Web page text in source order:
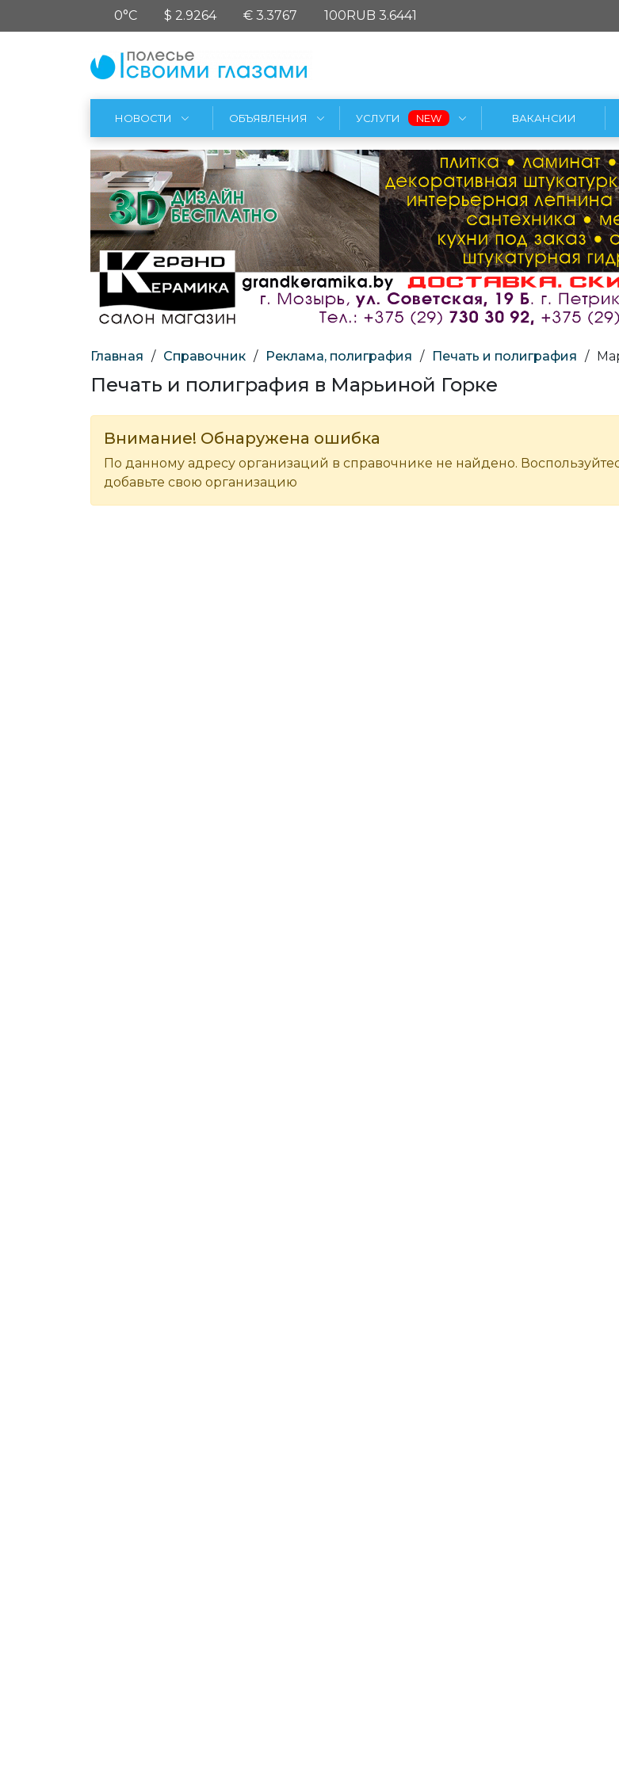
0°C $ 2.9264 € 3.3767 100RUB 3.6441
НОВОСТИ ОБЪЯВЛЕНИЯ УСЛУГИ ВАКАНСИИ
Главная / Справочник / Реклама, полиграфия / Печать и полиграфия /
Печать и полиграфия в Марьиной Горке
Внимание! Обнаружена ошибка
По данному адресу организаций в справочнике не найдено.
добавьте свою организацию